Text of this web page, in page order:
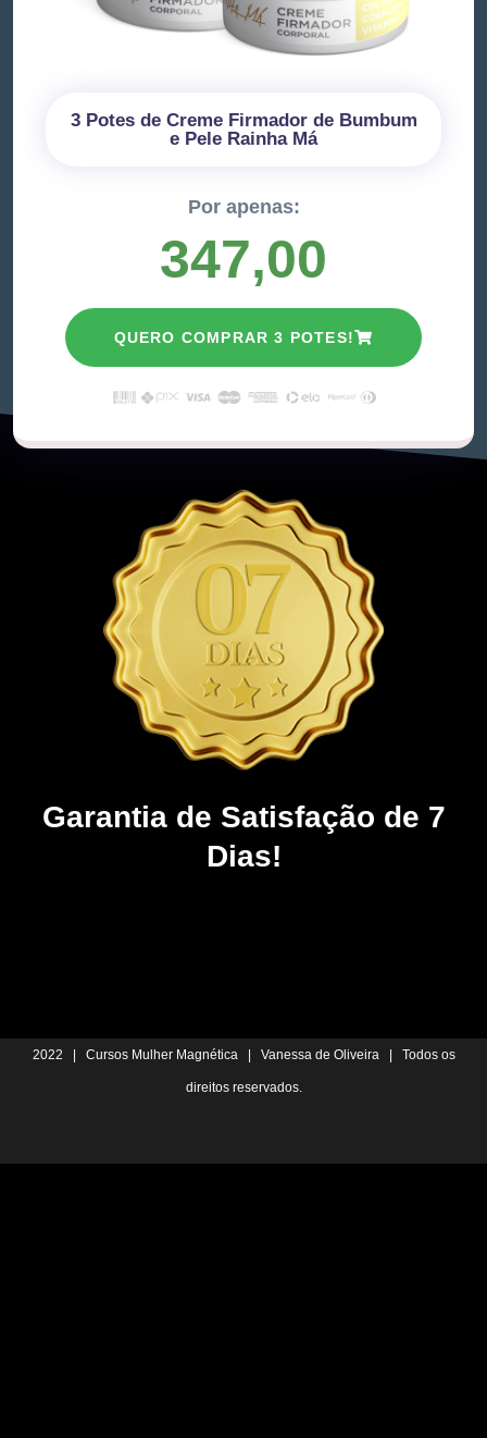
3 Potes de Creme Firmador de Bumbum
e Pele Rainha Má
Por apenas:
347,00
QUERO COMPRAR 3 POTES!
Garantia de Satisfação de 7
Dias!
2022 | Cursos Mulher Magnética | Vanessa de Oliveira | Todos os
direitos reservados.